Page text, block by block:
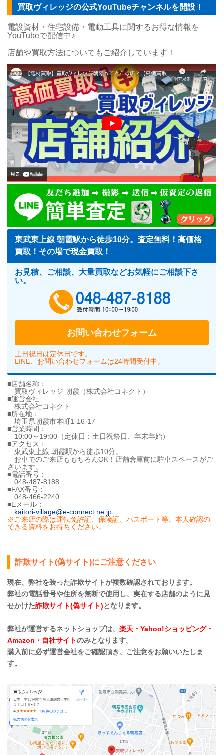
買取ヴィレッジの公式YouTubeチャンネルを開設！
電設資材・住宅設備・電動工具に関するお得な情報を
YouTubeで配信中♪
店舗や買取方法についてもご紹介しています！
東武東上線 朝霞駅から徒歩10分。査定無料！高価格
買取！その場で現金買取！
お見積、ご相談、大量買取などお気軽にご相談下さ
い。
お問い合わせフォーム
土日祝日は定休日です。
LINE、お問い合わせフォームは24時間受付中。
■店舗名称：
買取ヴィレッジ 朝霞（株式会社コネクト）
■運営会社
株式会社コネクト
■所在地：
埼玉県朝霞市本町1-16-17
■営業時間：
10:00～19:00（定休日：土日祝祭日、年末年始）
■アクセス：
東武東上線 朝霞駅から徒歩10分。
お車でのご来店ももちろんOK！店舗倉庫前に駐車スペースがご
ざいます。
■電話番号：
048-487-8188
■FAX番号：
048-466-2240
■Eメール：
kaitori-village@e-connect.ne.jp
※ご来店の際は運転免許証、保険証、パスポート等、本人確認の
できる資料をお持ちください。
詐欺サイト(偽サイト)にご注意ください
現在、弊社を装った詐欺サイトが複数確認されております。
弊社の電話番号や住所を無断で使用し、実在する店舗のように見
せかけた詐欺サイト(偽サイト)となります。
弊社が運営するネットショップは、 楽天・Yahoo!ショッピング・
Amazon・自社サイトのみとなります。
購入前に必ず運営会社をご確認頂き、ご注意をお願いいたしま
す。